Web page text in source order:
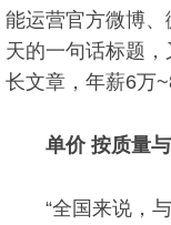
能运营官方微博
天的一句话标题
长文章，年薪6万
单价 按质量
“全国来说，与